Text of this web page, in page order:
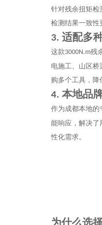
针对残余扭矩检
检测结果一致性
3. 适配多
这款3000N.m残
电施工、山区
购多个工具，降
4. 本地品
作为成都本地的
能响应，解决了
性化需求。